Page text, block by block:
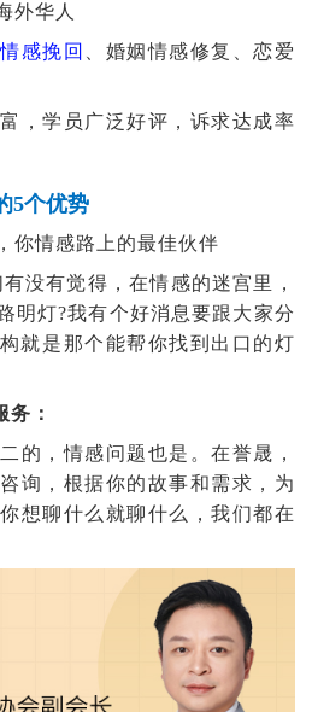
外华人
情感挽回
、婚姻情感修复、恋爱
学员广泛好评，诉求达成率
5个优势
情感路上的最佳伙伴
有觉得，在情感的迷宫里，
明灯?我有个好消息要跟大家分
就是那个能帮你找到出口的灯
：
，情感问题也是。在誉晟，
询，根据你的故事和需求，为
想聊什么就聊什么，我们都在